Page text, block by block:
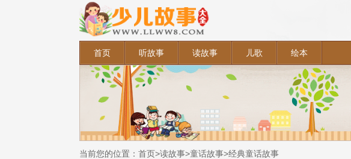
首页 听故事 读故事 儿歌 绘本
当前您的位置： 首页>读故事>童话故事>经典童话故事